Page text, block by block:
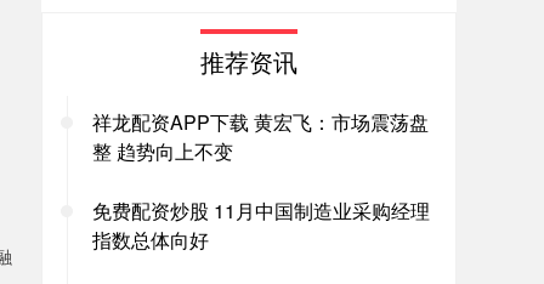
推荐资讯
祥龙配资APP下载 黄宏飞：市场震荡盘
整 趋势向上不变
免费配资炒股 11月中国制造业采购经理
指数总体向好